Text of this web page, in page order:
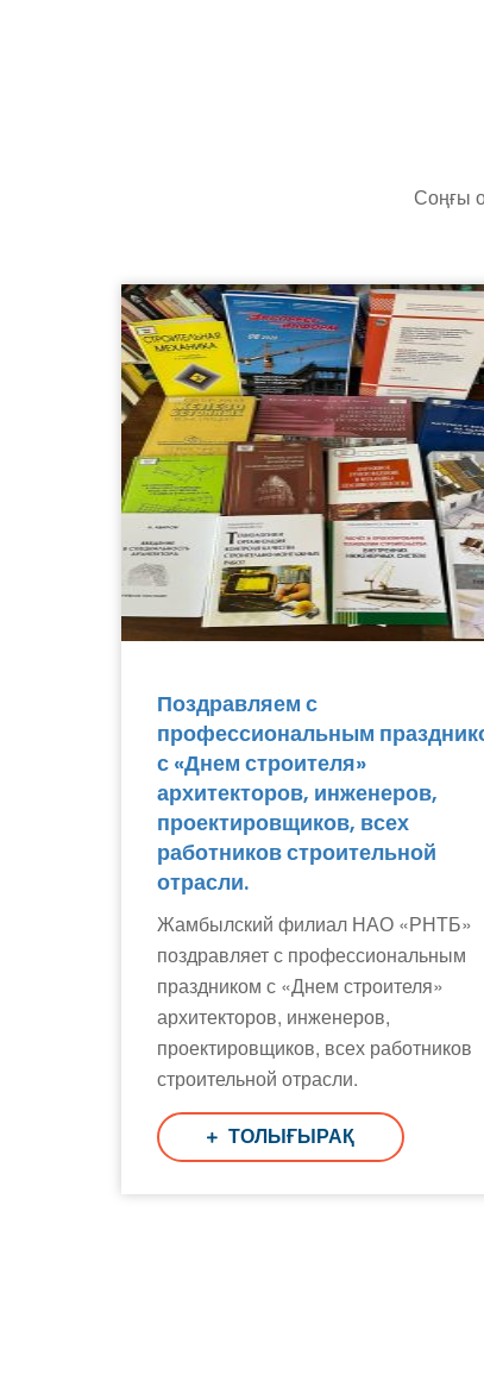
Соңғы
Поздравляем с
профессиональным
с «Днем строителя»
архитекторов, инженеров,
проектировщиков, всех
работников строительной
отрасли.
Жамбылский филиал НАО «РНТБ»
поздравляет с профессиональным
праздником с «Днем строителя»
архитекторов, инженеров,
проектировщиков, всех работников
строительной отрасли.
ТОЛЫҒЫРАҚ